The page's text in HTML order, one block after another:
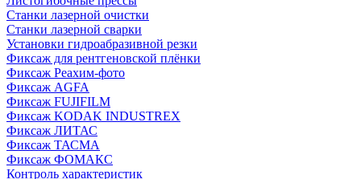
Станки лазерной очистки
Станки лазерной сварки
Установки гидроабразивной резки
Фиксаж для рентгеновской плёнки
Фиксаж Реахим-фото
Фиксаж AGFA
Фиксаж FUJIFILM
Фиксаж KODAK INDUSTREX
Фиксаж ЛИТАС
Фиксаж ТАСМА
Фиксаж ФОМАКС
Контроль характеристик